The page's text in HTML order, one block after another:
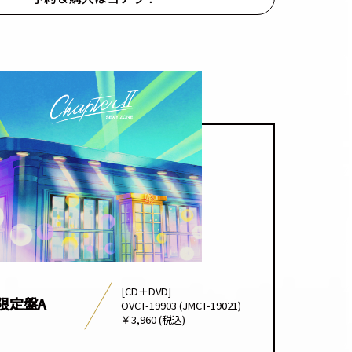
定盤A
[CD＋DVD]
OVCT-19903 (JMCT-19021)
￥3,960 (税込)